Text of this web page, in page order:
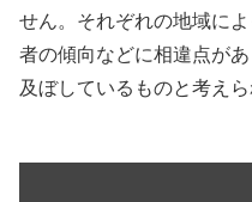
せん。それぞれの地域に
者の傾向などに相違点が
及ぼしているものと考えら